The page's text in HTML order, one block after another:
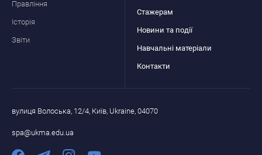
Правління
Історія
Звіти
Стажерам
Новини та події
Навчальні матеріали
Контакти
вулиця Волоська, 12/4, Київ, Ukraine, 04070
spa@ukma.edu.ua